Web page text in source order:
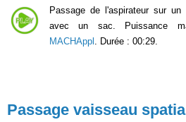
Passage de l'aspirateur sur
avec un sac. Puissance
MACHAppl . Durée : 00:29.
Passage vaisseau spatial